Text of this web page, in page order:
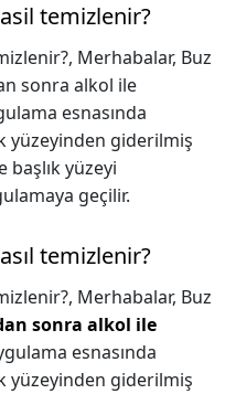
temizlenir?
Merhabalar, Buz
sonra alkol ile
esnasında
yüzeyinden giderilmiş
yüzeyi
geçilir.
temizlenir?
Merhabalar, Buz
sonra alkol ile
esnasında
yüzeyinden giderilmiş